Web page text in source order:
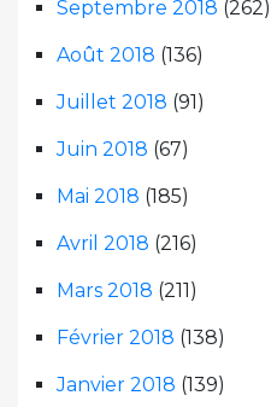
Septembre 2018 (262)
Août 2018 (136)
Juillet 2018 (91)
Juin 2018 (67)
Mai 2018 (185)
Avril 2018 (216)
Mars 2018 (211)
Février 2018 (138)
Janvier 2018 (139)